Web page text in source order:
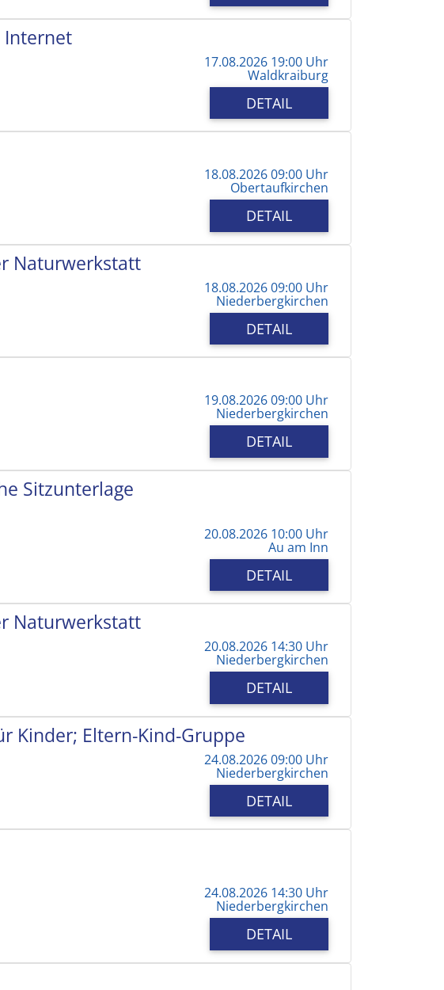
Internet
17.08.2026 19:00 Uhr
Waldkraiburg
DETAIL
18.08.2026 09:00 Uhr
Obertaufkirchen
DETAIL
Naturwerkstatt
18.08.2026 09:00 Uhr
Niederbergkirchen
DETAIL
19.08.2026 09:00 Uhr
Niederbergkirchen
DETAIL
Sitzunterlage
20.08.2026 10:00 Uhr
Au am Inn
DETAIL
Naturwerkstatt
20.08.2026 14:30 Uhr
Niederbergkirchen
DETAIL
Kinder; Eltern-Kind-Gruppe
24.08.2026 09:00 Uhr
Niederbergkirchen
DETAIL
24.08.2026 14:30 Uhr
Niederbergkirchen
DETAIL